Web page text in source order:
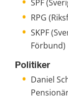
SPF
RPG
SKPF
Förbund)
Politiker
Daniel